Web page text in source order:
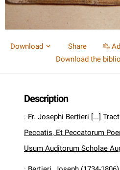
Download Share
Download the
Description
: Fr. Josephi Bertieri [...]
Peccatis, Et Peccatorum
Usum Auditorum Scholae